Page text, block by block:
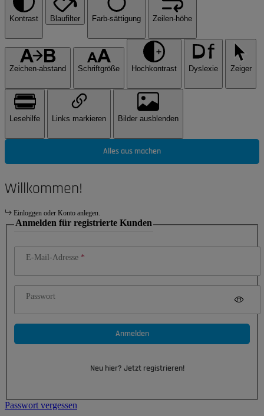
Kontrast Blaufilter Farb-sättigung Zeilen-höhe
Zeichen-abstand Schriftgröße Hochkontrast Dyslexie Zeiger
Lesehilfe Links markieren Bilder ausblenden
Alles aus machen
Willkommen!
Einloggen oder Konto anlegen.
Anmelden für registrierte Kunden
E-Mail-Adresse
Passwort
Anmelden
Neu hier? Jetzt registrieren!
Passwort vergessen